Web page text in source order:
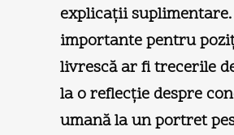
explicaţii
importante pentru
livrescă ar fi trecerile
la o reflecţie despre
umană la un portret